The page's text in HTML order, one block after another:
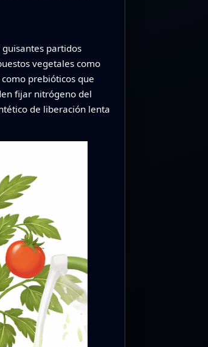
partidos
vegetales como
prebióticos que
fijar nitrógeno del
de liberación lenta